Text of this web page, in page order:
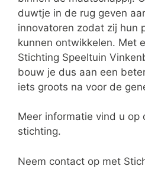
duwtje in de rug geven
innovatoren zodat zij hun
kunnen ontwikkelen. Met
Stichting Speeltuin
bouw je dus aan een
iets groots na voor de
Meer informatie vind u op
stichting.
Neem contact op met